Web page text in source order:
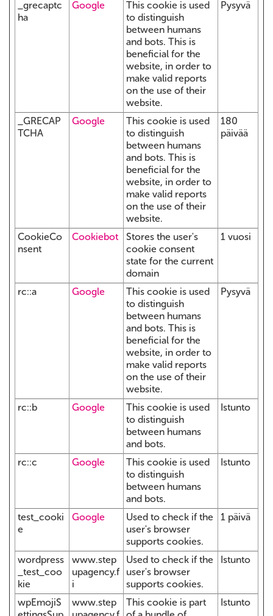
_grecaptc
ha
Google
This cookie is used
to distinguish
between humans
and bots. This is
beneficial for the
website, in order to
make valid reports
on the use of their
website.
Pysyvä
_GRECAP
TCHA
Google
This cookie is used
to distinguish
between humans
and bots. This is
beneficial for the
website, in order to
make valid reports
on the use of their
website.
180
päivää
CookieCo
nsent
Cookiebot
Stores the user's
cookie consent
state for the current
domain
1 vuosi
rc::a Google
This cookie is used
to distinguish
between humans
and bots. This is
beneficial for the
website, in order to
make valid reports
on the use of their
website.
Pysyvä
rc::b Google
This cookie is used
to distinguish
between humans
and bots.
Istunto
rc::c Google
This cookie is used
to distinguish
between humans
and bots.
Istunto
test_cooki
e
Google
Used to check if the
user's browser
supports cookies.
1 päivä
wordpress
_test_coo
kie
www.step
upagency.f
i
Used to check if the
user's browser
supports cookies.
Istunto
wpEmojiS
www.step
This cookie is part
Istunto